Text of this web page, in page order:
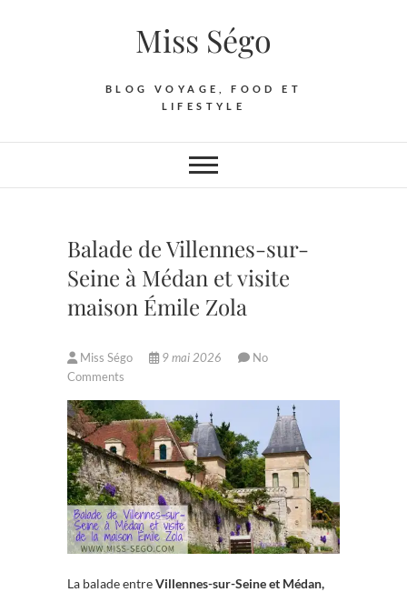
Miss Ségo
BLOG VOYAGE, FOOD ET
LIFESTYLE
Balade de Villennes-sur-
Seine à Médan et visite
maison Émile Zola
Miss Ségo 9 mai 2026
No
Comments
La balade entreVillennes-sur-Seine et Médan,